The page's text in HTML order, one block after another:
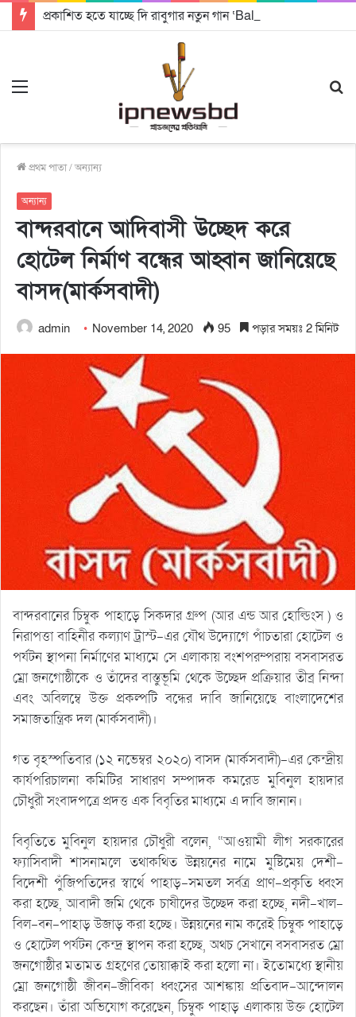
প্রকাশিত হতে যাচ্ছে দি রাবুগার নতুন গান ‘Baljanggi’
প্রথম পাতা/অন্যান্য
অন্যান্য
বান্দরবানে আদিবাসী উচ্ছেদ করে
হোটেল নির্মাণ বন্ধের আহ্বান জানিয়েছে
বাসদ(মার্কসবাদী)
admin November 14, 2020 95 পড়ার সময়ঃ 2 মিনিট
বান্দরবানের চিম্বুক পাহাড়ে সিকদার গ্রুপ (আর এন্ড আর হোল্ডিংস ) ও
নিরাপত্তা বাহিনীর কল্যাণ ট্রাস্ট-এর যৌথ উদ্যোগে পাঁচতারা হোটেল ও
পর্যটন স্থাপনা নির্মাণের মাধ্যমে সে এলাকায় বংশপরম্পরায় বসবাসরত
ম্রো জনগোষ্ঠীকে ও তাঁদের বাস্তুভূমি থেকে উচ্ছেদ প্রক্রিয়ার তীব্র নিন্দা
এবং অবিলম্বে উক্ত প্রকল্পটি বন্ধের দাবি জানিয়েছে বাংলাদেশের
সমাজতান্ত্রিক দল (মার্কসবাদী)।
গত বৃহস্পতিবার (১২ নভেম্বর ২০২০) বাসদ (মার্কসবাদী)-এর কেন্দ্রীয়
কার্যপরিচালনা কমিটির সাধারণ সম্পাদক কমরেড মুবিনুল হায়দার
চৌধুরী সংবাদপত্রে প্রদত্ত এক বিবৃতির মাধ্যমে এ দাবি জানান।
বিবৃতিতে মুবিনুল হায়দার চৌধুরী বলেন, “আওয়ামী লীগ সরকারের
ফ্যাসিবাদী শাসনামলে তথাকথিত উন্নয়নের নামে মুষ্টিমেয় দেশী-
বিদেশী পুঁজিপতিদের স্বার্থে পাহাড়-সমতল সর্বত্র প্রাণ-প্রকৃতি ধ্বংস
করা হচ্ছে, আবাদী জমি থেকে চাষীদের উচ্ছেদ করা হচ্ছে, নদী-খাল-
বিল-বন-পাহাড় উজাড় করা হচ্ছে। উন্নয়নের নাম করেই চিম্বুক পাহাড়ে
ও হোটেল পর্যটন কেন্দ্র স্থাপন করা হচ্ছে, অথচ সেখানে বসবাসরত ম্রো
জনগোষ্ঠীর মতামত গ্রহণের তোয়াক্কাই করা হলো না। ইতোমধ্যে স্থানীয়
ম্রো জনগোষ্ঠী জীবন-জীবিকা ধ্বংসের আশঙ্কায় প্রতিবাদ-আন্দোলন
করছেন। তাঁরা অভিযোগ করেছেন, চিম্বুক পাহাড় এলাকায় উক্ত হোটেল